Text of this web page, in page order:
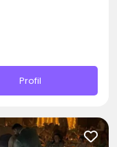
Profil